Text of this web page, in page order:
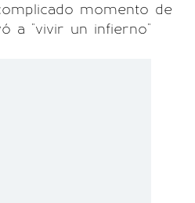
momento de
a "vivir un infierno"